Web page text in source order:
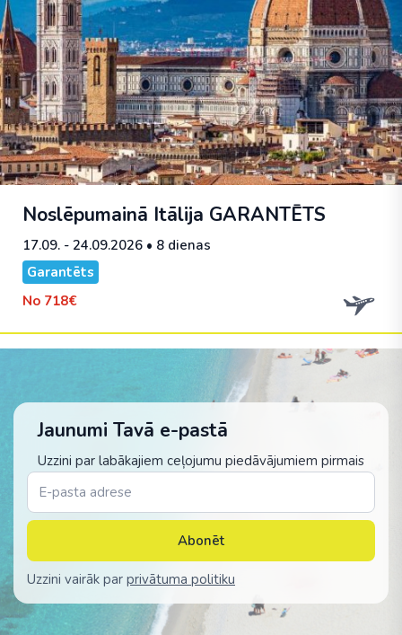
Noslēpumainā Itālija GARANTĒTS
17.09. - 24.09.2026 • 8 dienas
Garantēts
No 718€
Jaunumi Tavā e-pastā
Uzzini par labākajiem ceļojumu piedāvājumiem pirmais
Abonēt
Uzzini vairāk par privātuma politiku